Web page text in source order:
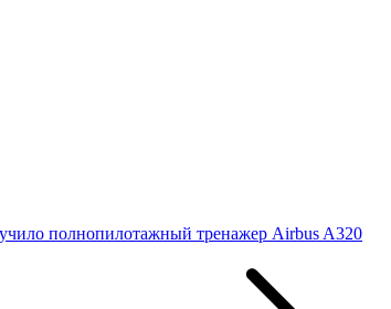
полнопилотажный тренажер Airbus A320